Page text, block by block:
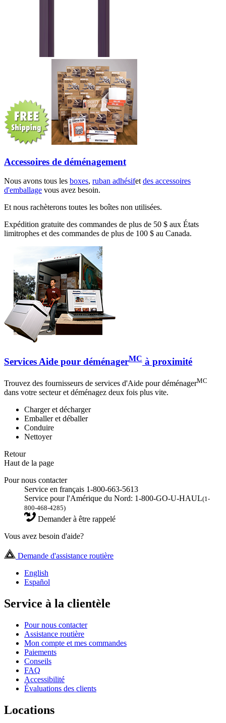
Accessoires de déménagement
Nous avons tous les boxes, ruban adhésifet des accessoires
d'emballage vous avez besoin.
Et nous rachèterons toutes les boîtes non utilisées.
Expédition gratuite des commandes de plus de 50 $ aux États
limitrophes et des commandes de plus de 100 $ au Canada.
Services Aide pour déménagerMC à proximité
Trouvez des fournisseurs de services d'Aide pour déménagerMC
dans votre secteur et déménagez deux fois plus vite.
Charger et décharger
Emballer et déballer
Conduire
Nettoyer
Retour
Haut de la page
Pour nous contacter
Service en français 1-800-663-5613
Service pour l'Amérique du Nord: 1-800-GO-U-HAUL(1-
800-468-4285)
Demander à être rappelé
Vous avez besoin d'aide?
Demande d'assistance routière
English
Español
Service à la clientèle
Pour nous contacter
Assistance routière
Mon compte et mes commandes
Paiements
Conseils
FAQ
Accessibilité
Évaluations des clients
Locations